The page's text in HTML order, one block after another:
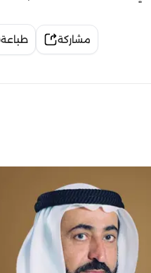
مشاركة طباعة